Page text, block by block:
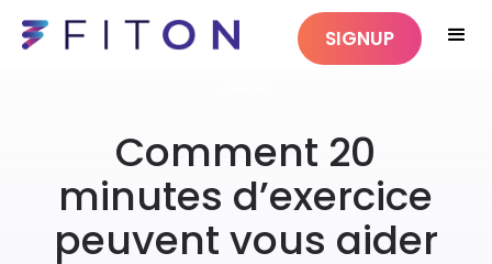
SIGNUP
Comment 20
minutes d’exercice
peuvent vous aider